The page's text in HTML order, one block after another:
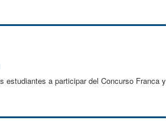
a participar del Concurso Franca y